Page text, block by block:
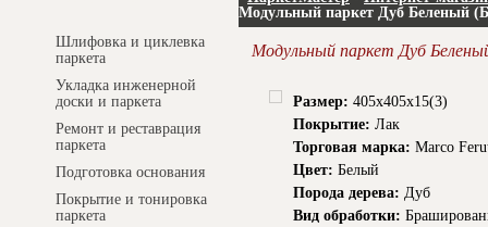
Шлифовка и циклевка
паркета
Укладка инженерной
доски и паркета
Ремонт и реставрация
паркета
Подготовка основания
Покрытие и тонировка
паркета
Модульный паркет Дуб Беленый
Модульный паркет Дуб
Размер: 405х405х15(3)
Покрытие: Лак
Торговая марка: Marco
Цвет: Белый
Порода дерева: Дуб
Вид обработки: